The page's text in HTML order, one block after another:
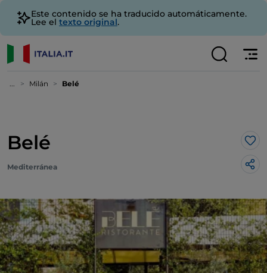
Este contenido se ha traducido automáticamente.
Lee el texto original.
... Milán Belé
Belé Me
Mediterránea